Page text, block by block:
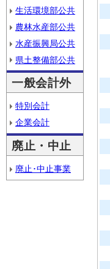
生活環境部公共
農林水産部公共
水産振興局公共
県土整備部公共
一般会計外
特別会計
企業会計
廃止・中止
廃止･中止事業